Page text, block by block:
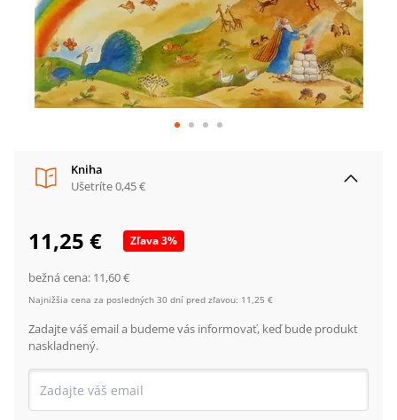
Kniha
Ušetríte0,45 €
11,25 € Zľava3%
bežná cena: 11,60 €
Najnižšia cena za posledných 30 dní pred zľavou: 11,25 €
Zadajte váš email a budeme vás informovať, keď bude produkt
naskladnený.